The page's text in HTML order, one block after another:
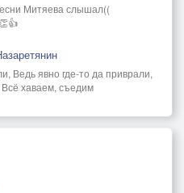
Митяева слышал((
Ведь явно где-то да приврали,
хаваем, съедим